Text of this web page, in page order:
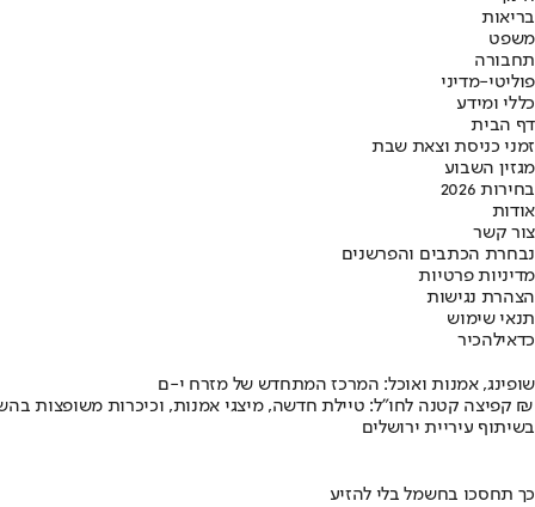
בריאות
משפט
תחבורה
פוליטי-מדיני
כללי ומידע
דף הבית
זמני כניסת וצאת שבת
מגזין השבוע
בחירות 2026
אודות
צור קשר
נבחרת הכתבים והפרשנים
מדיניות פרטיות
הצהרת נגישות
תנאי שימוש
כדאילהכיר
שופינג, אמנות ואוכל: המרכז המתחדש של מזרח י-ם
קפיצה קטנה לחו"ל: טיילת חדשה, מיצגי אמנות, וכיכרות משופצות בהשקעה של 100 מיליון ₪
בשיתוף עיריית ירושלים
כך תחסכו בחשמל בלי להזיע